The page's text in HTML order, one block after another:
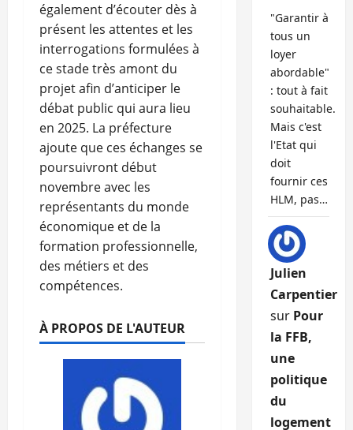
également d’écouter dès à
présent les attentes et les
interrogations formulées à
ce stade très amont du
projet afin d’anticiper le
débat public qui aura lieu
en 2025. La préfecture
ajoute que ces échanges se
poursuivront début
novembre avec les
représentants du monde
économique et de la
formation professionnelle,
des métiers et des
compétences.
À PROPOS DE L'AUTEUR
"Garantir à
tous un
loyer
abordable"
: tout à fait
souhaitable.
Mais c'est
l'Etat qui
doit
fournir ces
HLM, pas…
Julien
Carpentier
sur Pour
la FFB,
une
politique
du
logement